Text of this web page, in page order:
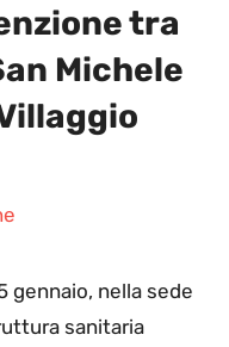
tra
Michele
gennaio, nella sede
sanitaria